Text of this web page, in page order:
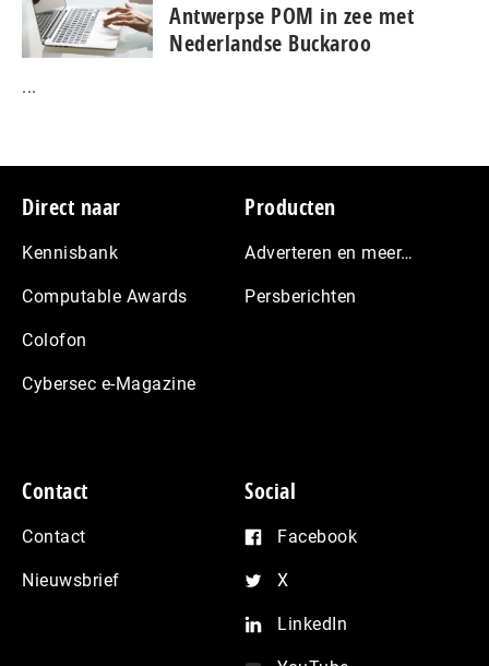
Antwerpse POM in zee met
Nederlandse Buckaroo
...
Footer
Direct naar
Kennisbank
Computable Awards
Colofon
Cybersec e-Magazine
Producten
Adverteren en meer…
Persberichten
Contact
Contact
Nieuwsbrief
Social
Facebook
X
LinkedIn